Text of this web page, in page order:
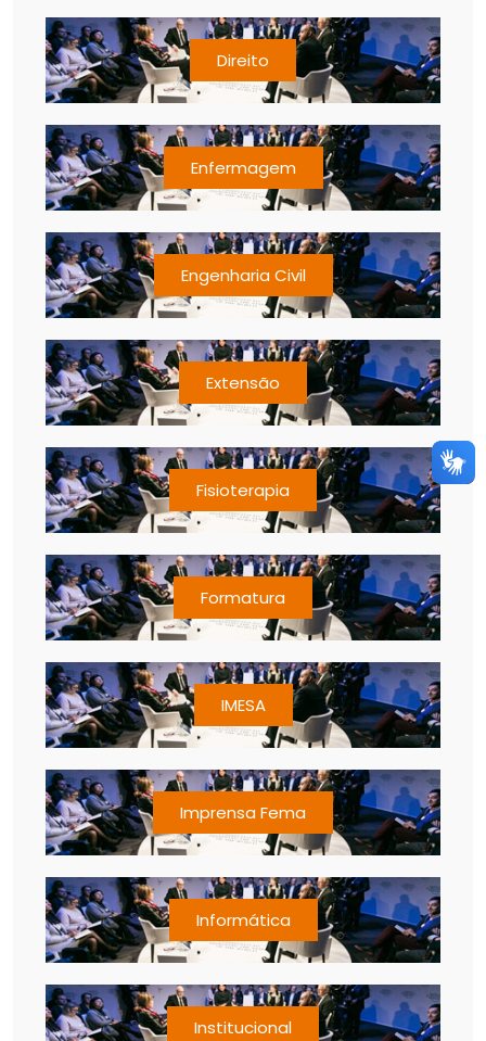
Direito
Enfermagem
Engenharia Civil
Extensão
Fisioterapia
Formatura
IMESA
Imprensa Fema
Informática
Institucional